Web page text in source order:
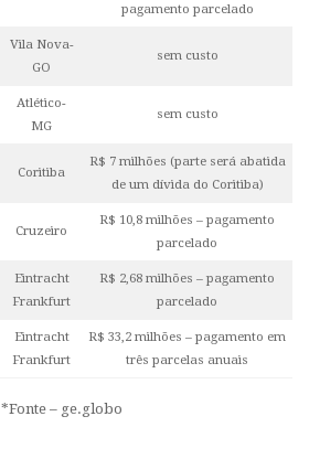
pagamento parcelado
Vila Nova-
GO
sem custo
Atlético-
MG
sem custo
Coritiba
R$ 7 milhões (parte será abatida
de um dívida do Coritiba)
Cruzeiro
R$ 10,8 milhões – pagamento
parcelado
Eintracht
Frankfurt
R$ 2,68 milhões – pagamento
parcelado
Eintracht
Frankfurt
R$ 33,2 milhões – pagamento em
três parcelas anuais
*Fonte – ge.globo